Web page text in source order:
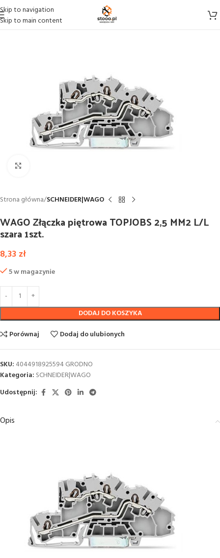
Skip to navigation
Skip to main content
Strona główna SCHNEIDER|WAGO
WAGO Złączka piętrowa TOPJOBS 2,5 MM2 L/L
szara 1szt.
8,33 zł
5 w magazynie
DODAJ DO KOSZYKA
Porównaj
Dodaj do ulubionych
SKU: 4044918925594 GRODNO
Kategoria: SCHNEIDER|WAGO
Udostępnij:
Opis